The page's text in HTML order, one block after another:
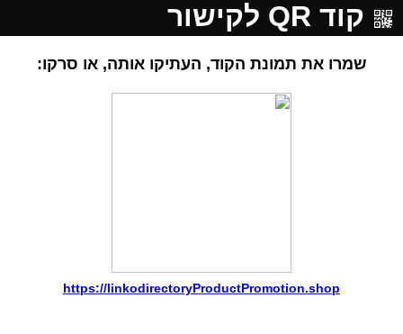
קוד QR לקישור
שמרו את תמונת הקוד, העתיקו אותה, או סרקו:
https://linkodirectoryProductPromotion.shop